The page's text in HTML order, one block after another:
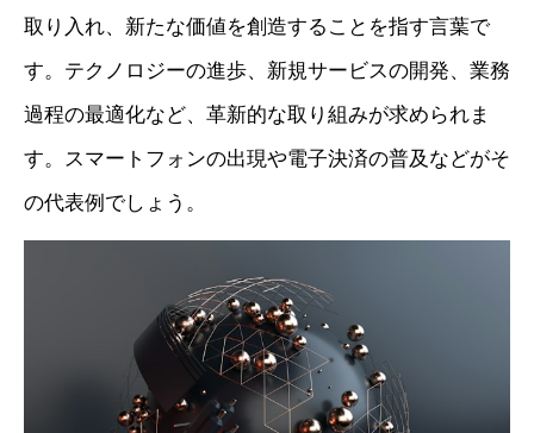
取り入れ、新たな価値を創造することを指す言葉で
す。テクノロジーの進歩、新規サービスの開発、業務
過程の最適化など、革新的な取り組みが求められま
す。スマートフォンの出現や電子決済の普及などがそ
の代表例でしょう。